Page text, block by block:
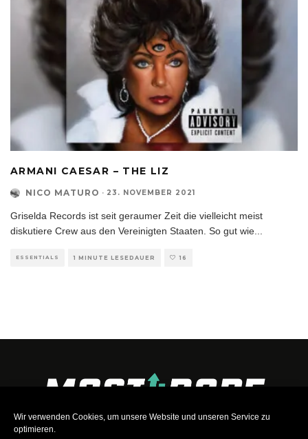
Wir verwenden Cookies, um unsere Website und unseren Service zu
optimieren.
ARMANI CAESAR – THE LIZ
NICO MATURO · 23. NOVEMBER 2021
Griselda Records ist seit geraumer Zeit die vielleicht meist
diskutiere Crew aus den Vereinigten Staaten. So gut wie...
ESSENTIALS 1 MINUTE LESEDAUER 16